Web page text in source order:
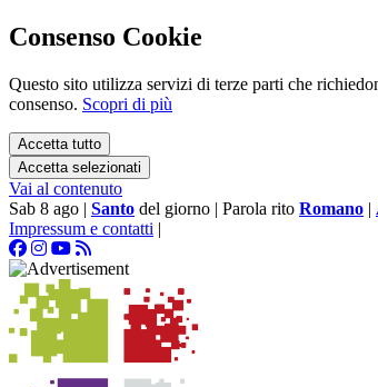
Consenso Cookie
Questo sito utilizza servizi di terze parti che
consenso. Scopri di più
Accetta tutto
Accetta selezionati
Vai al contenuto
Sab 8 ago | Santo del giorno | Parola rito Romano |
Impressum e contatti |